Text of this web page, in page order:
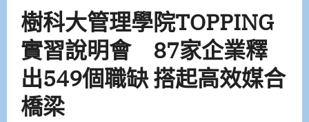
樹科大管理學院TOPPING
實習說明會 87家企業釋
出549個職缺 搭起高效媒合
橋梁